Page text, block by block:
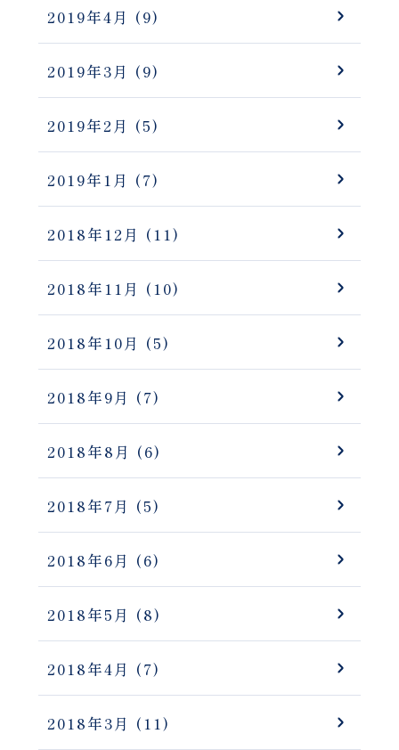
2019年4月 (9)
2019年3月 (9)
2019年2月 (5)
2019年1月 (7)
2018年12月 (11)
2018年11月 (10)
2018年10月 (5)
2018年9月 (7)
2018年8月 (6)
2018年7月 (5)
2018年6月 (6)
2018年5月 (8)
2018年4月 (7)
2018年3月 (11)